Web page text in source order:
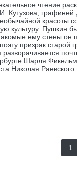
чтение
графиней
красоты
культуру. Пушкин
ему стены он
призрак старой
разворачивается
Шарля
Николая
1